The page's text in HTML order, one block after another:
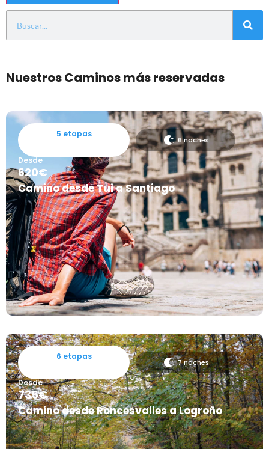
Nuestros Caminos más reservadas
5 etapas
6 noches
Camino desde Tui a Santiago
Desde
620€
6 etapas
7 noches
Camino desde Roncesvalles a Logroño
Desde
735€